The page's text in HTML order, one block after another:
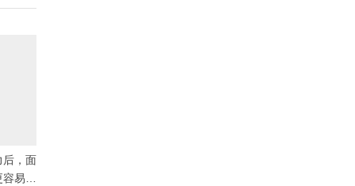
后，面
易保